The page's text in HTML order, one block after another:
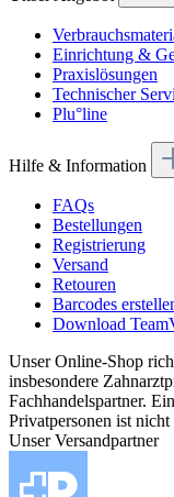
Einrichtung &
Praxislösungen
Technischer
Plu°line
Hilfe & Information
FAQs
Bestellungen
Registrierung
Versand
Retouren
Barcodes
Download
Unser Online-Shop
insbesondere
Fachhandelspartner.
Privatpersonen ist
Unser Versandpartner